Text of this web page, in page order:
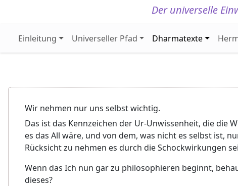
Der universelle
Einleitung Universeller Pfad Dharmatexte
Wir nehmen nur uns selbst wichtig.
Das ist das Kennzeichen der Ur-Unwissenheit, die die
es das All wäre, und von dem, was nicht es selbst ist,
Rücksicht zu nehmen es durch die Schockwirkungen
Wenn das Ich nun gar zu philosophieren beginnt,
dieses?